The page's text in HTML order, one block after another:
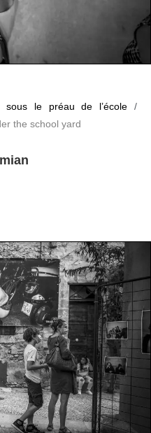
sous le préau de l’école /
the school yard